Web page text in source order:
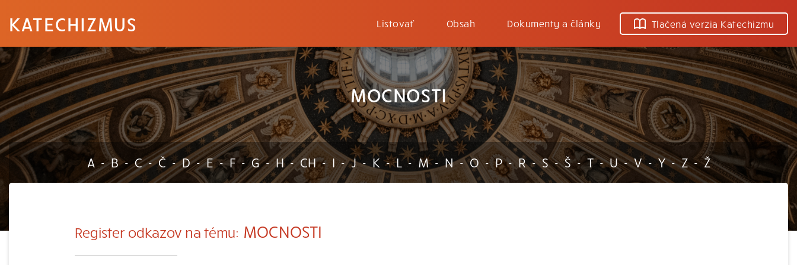
KATECHIZMUS Listovať Obsah Dokumenty a články Tlačená verzia Katechizmu
MOCNOSTI
A - B - C - Č - D - E - F - G - H - CH - I - J - K - L - M - N - O - P - R - S - Š - T - U - V - Y - Z - Ž
Register odkazov na tému: MOCNOSTI